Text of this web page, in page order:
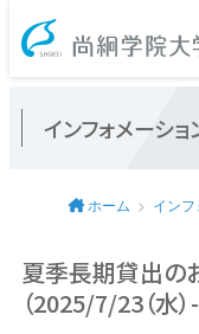
インフォメーショ
ホーム イン
夏季長期貸出の
（2025/7/23（水）-